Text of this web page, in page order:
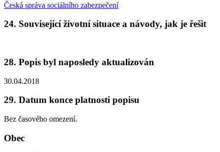
Česká správa sociálního zabezpečení
24. Související životní situace a návody, jak je řešit
28. Popis byl naposledy aktualizován
30.04.2018
29. Datum konce platnosti popisu
Bez časového omezení.
Obec